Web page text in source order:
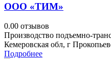
ООО «ТИМ»
0.00 отзывов
Производство подъемно-
Кемеровская обл, г
Подробнее